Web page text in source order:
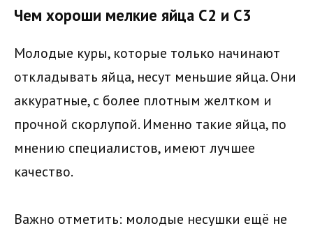
Чем хороши мелкие яйца С2 и С3
Молодые куры, которые только начинают
откладывать яйца, несут меньшие яйца. Они
аккуратные, с более плотным желтком и
прочной скорлупой. Именно такие яйца, по
мнению специалистов, имеют лучшее
качество.
Важно отметить: молодые несушки ещё не